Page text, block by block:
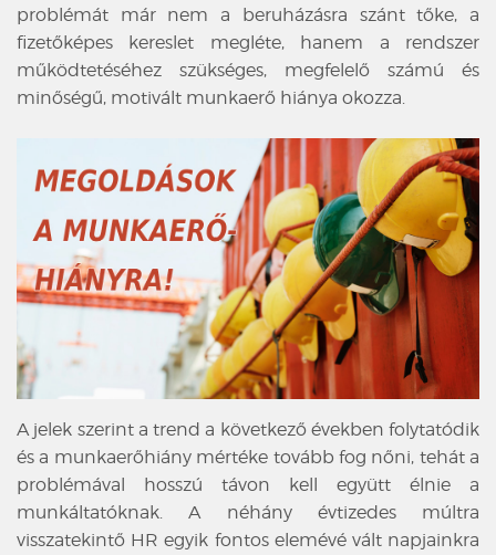
problémát már nem a beruházásra szánt tőke, a
fizetőképes kereslet megléte, hanem a rendszer
működtetéséhez szükséges, megfelelő számú és
minőségű, motivált munkaerő hiánya okozza.
A jelek szerint a trend a következő években folytatódik
és a munkaerőhiány mértéke tovább fog nőni, tehát a
problémával hosszú távon kell együtt élnie a
munkáltatóknak. A néhány évtizedes múltra
visszatekintő HR egyik fontos elemévé vált napjainkra